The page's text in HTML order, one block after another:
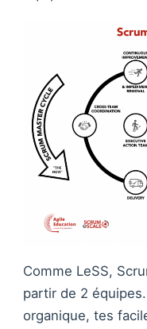
Comme LeSS,
partir de 2
organique, tes